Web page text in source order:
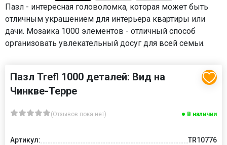
Пазл - интересная головоломка, которая может быть
отличным украшением для интерьера квартиры или
дачи. Мозаика 1000 элементов - отличный способ
организовать увлекательный досуг для всей семьи.
Пазл Trefl 1000 деталей: Вид на
Чинкве-Терре
(Отзывов пока нет) В наличии
Артикул:
TR10776